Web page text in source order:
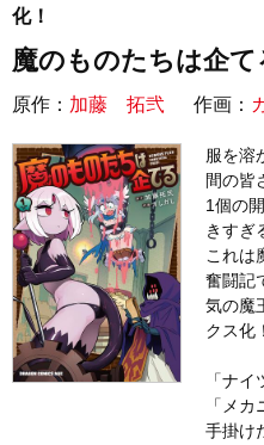
化！
魔のものたちは企
原作： 加藤 拓弐 作画：
服を溶
間の皆
1個の
きすぎ
これは
奮闘記
気の魔
クス化！
「ナ
「メ
手掛け